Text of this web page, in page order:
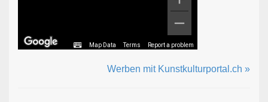
Map Data Terms Report a problem
Werben mit Kunstkulturportal.ch »